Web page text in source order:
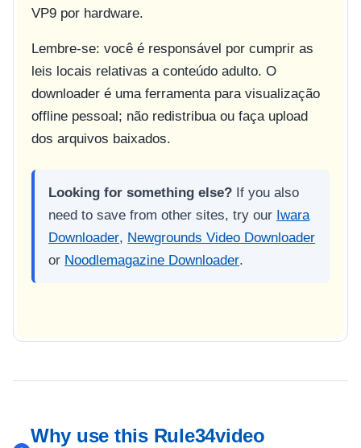
VP9 por hardware.
Lembre-se: você é responsável por cumprir as
leis locais relativas a conteúdo adulto. O
downloader é uma ferramenta para visualização
offline pessoal; não redistribua ou faça upload
dos arquivos baixados.
Looking for something else? If you also
need to save from other sites, try our Iwara
Downloader, Newgrounds Video Downloader
or Noodlemagazine Downloader.
Why use this Rule34video